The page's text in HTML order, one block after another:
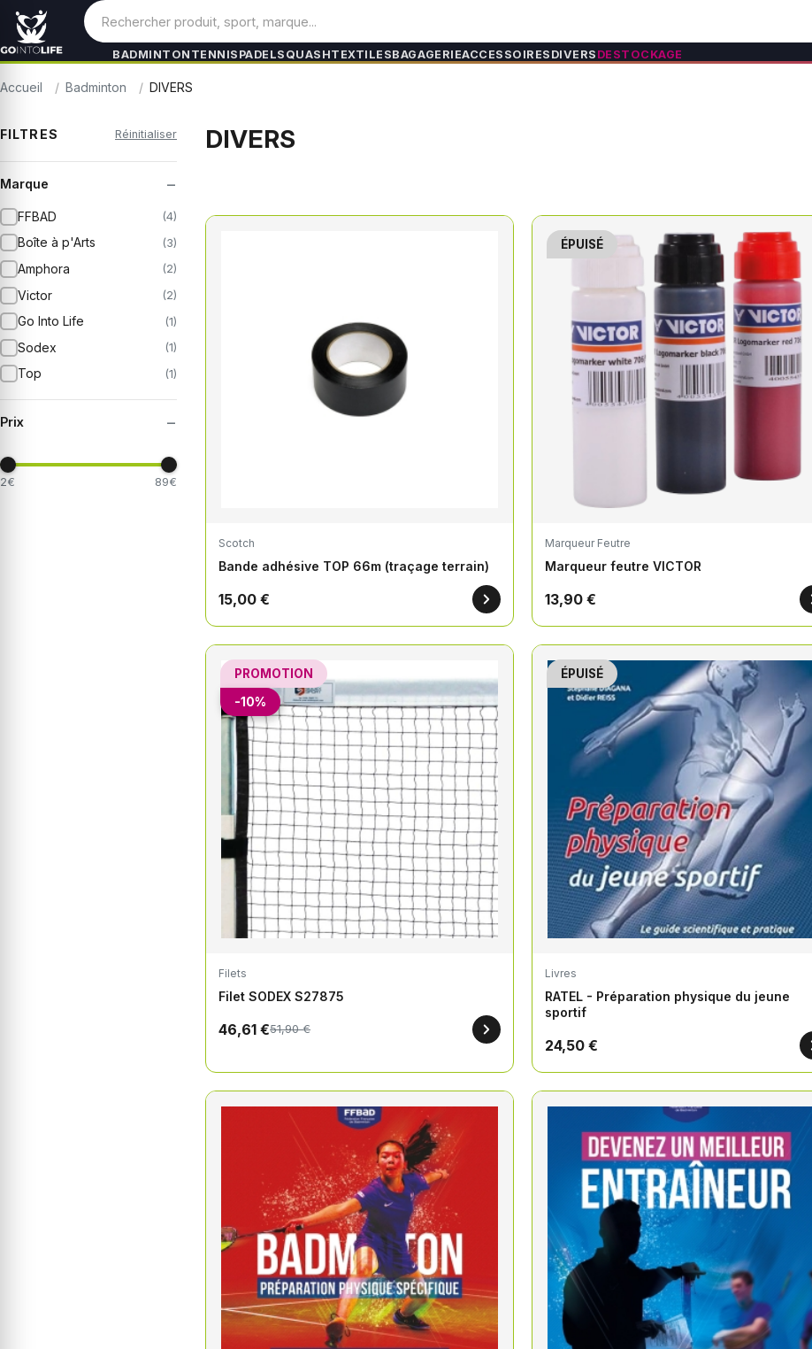
BADMINTON TENNIS PADELSQUASHTEXTILESBAGAGERIEACCESSOIRES DIVERS DESTOCKAGE
Accueil Badminton DIVERS
FILTRES Réinitialiser
Marque −
FFBAD (4)
Boîte à p'Arts (3)
Amphora (2)
Victor (2)
Go Into Life (1)
Sodex (1)
Top (1)
Prix −
2€ 89€
DIVERS
Scotch
Bande adhésive TOP 66m (traçage terrain)
15,00 €
ÉPUISÉ
Marqueur Feutre
Marqueur feutre VICTOR
13,90 €
PROMOTION
-10%
Filets
Filet SODEX S27875
46,61 €51,90 €
ÉPUISÉ
Livres
RATEL - Préparation physique du jeune
sportif
24,50 €